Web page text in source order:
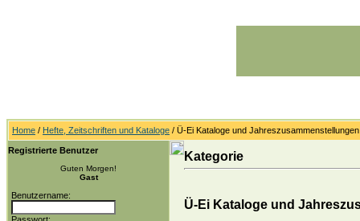
Home / Hefte, Zeitschriften und Kataloge / Ü-Ei Kataloge und Jahreszusammenstellungen
Registrierte Benutzer
Guten Morgen!
Gast
Benutzername:
Kategorie
Ü-Ei Kataloge und